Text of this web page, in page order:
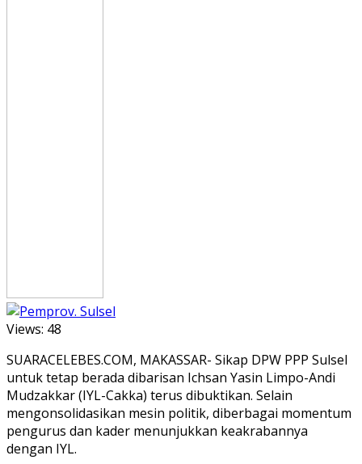
Views: 48
SUARACELEBES.COM, MAKASSAR- Sikap DPW PPP Sulsel
untuk tetap berada dibarisan Ichsan Yasin Limpo-Andi
Mudzakkar (IYL-Cakka) terus dibuktikan. Selain
mengonsolidasikan mesin politik, diberbagai momentum
pengurus dan kader menunjukkan keakrabannya
dengan IYL.